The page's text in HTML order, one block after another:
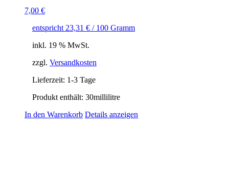
7,00 €
entspricht 23,31 € / 100 Gramm
inkl. 19 % MwSt.
zzgl. Versandkosten
Lieferzeit: 1-3 Tage
Produkt enthält: 30millilitre
In den Warenkorb Details anzeigen